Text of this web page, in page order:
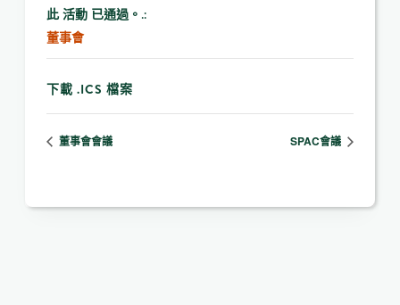
此 活動 已通過。.:
董事會
下載 .ICS 檔案
董事會會議 SPAC會議